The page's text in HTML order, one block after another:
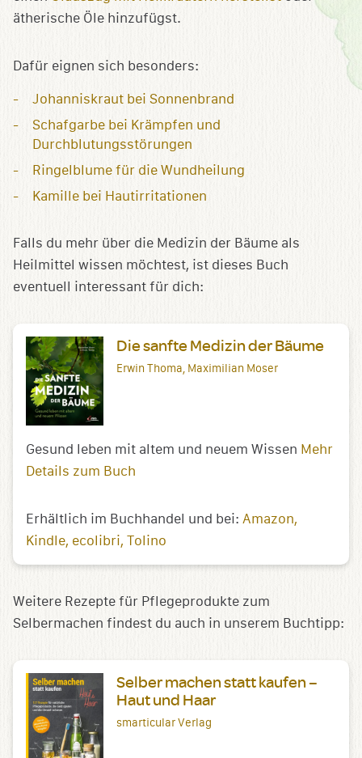
ätherische Öle hinzufügst.
Dafür eignen sich besonders:
Johanniskraut bei Sonnenbrand
Schafgarbe bei Krämpfen und
Durchblutungsstörungen
Ringelblume für die Wundheilung
Kamille bei Hautirritationen
Falls du mehr über die Medizin der Bäume als
Heilmittel wissen möchtest, ist dieses Buch
eventuell interessant für dich:
Die sanfte Medizin der Bäume
Erwin Thoma, Maximilian Moser
Gesund leben mit altem und neuem Wissen Mehr
Details zum Buch
Erhältlich im Buchhandel und bei: Amazon
Kindle ecolibri Tolino
Weitere Rezepte für Pflegeprodukte zum
Selbermachen findest du auch in unserem Buchtipp:
Selber machen statt kaufen –
Haut und Haar
smarticular Verlag